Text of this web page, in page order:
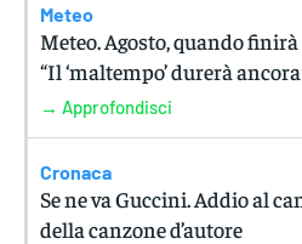
Meteo
Meteo. Agosto, quando
“Il ‘maltempo’ durerà
→ Approfondisci
Cronaca
Se ne va Guccini. Addio al
della canzone d’autore